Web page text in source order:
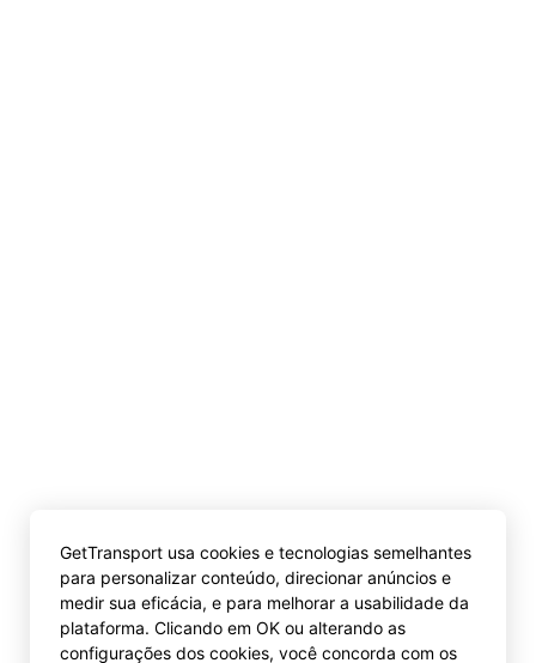
GetTransport usa cookies e tecnologias semelhantes
para personalizar conteúdo, direcionar anúncios e
medir sua eficácia, e para melhorar a usabilidade da
plataforma. Clicando em OK ou alterando as
configurações dos cookies, você concorda com os